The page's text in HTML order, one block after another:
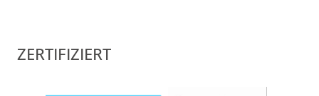
ZERTIFIZIERT